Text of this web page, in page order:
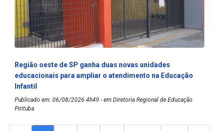
Região oeste de SP ganha duas novas unidades
educacionais para ampliar o atendimento na Educação
Infantil
Publicado em: 06/08/2026 4h49 - em Diretoria Regional de Educação
Pirituba